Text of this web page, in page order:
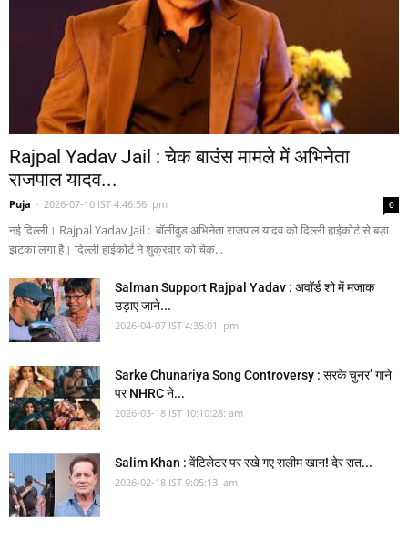
Rajpal Yadav Jail : चेक बाउंस मामले में अभिनेता
राजपाल यादव...
Puja - 2026-07-10 IST 4:46:56: pm 0
नई दिल्ली। Rajpal Yadav Jail : बॉलीवुड अभिनेता राजपाल यादव को दिल्ली हाईकोर्ट से बड़ा
झटका लगा है। दिल्ली हाईकोर्ट ने शुक्रवार को चेक...
Salman Support Rajpal Yadav : अवॉर्ड शो में मजाक
उड़ाए जाने...
2026-04-07 IST 4:35:01: pm
Sarke Chunariya Song Controversy : सरके चुनर’ गाने
पर NHRC ने...
2026-03-18 IST 10:10:28: am
Salim Khan : वेंटिलेटर पर रखे गए सलीम खान! देर रात...
2026-02-18 IST 9:05:13: am